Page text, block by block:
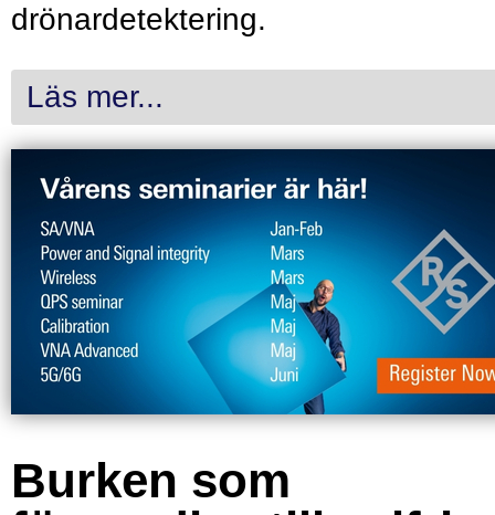
drönardetektering.
Läs mer...
Burken som